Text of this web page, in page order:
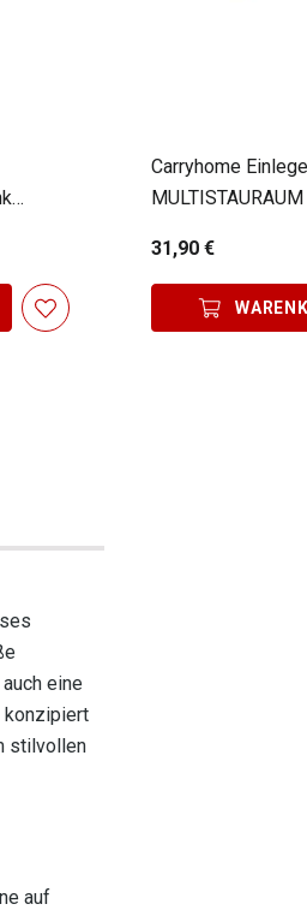
Carryhome
MULTISTAURAUM
31,90 €
eine
konzipiert
stilvollen
auf